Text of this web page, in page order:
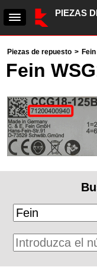
PIEZAS
Piezas de repuesto > Fein
Fein